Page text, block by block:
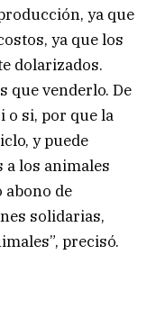
ya que
ya que los
dolarizados.
que venderlo. De
o si, por que la
y puede
a los animales
abono de
solidarias,
precisó.